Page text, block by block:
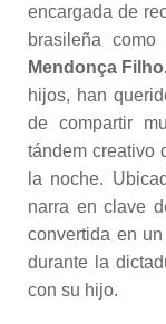
encargada de
brasileña
Mendonça
hijos, han
de compartir
tándem creativo
la noche.
narra en clave
convertida en
durante la
con su hijo.